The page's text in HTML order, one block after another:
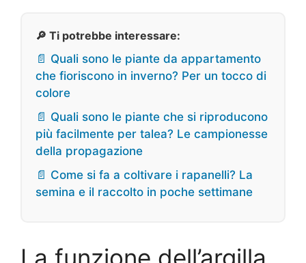
🔎 Ti potrebbe interessare:
📄 Quali sono le piante da appartamento
che fioriscono in inverno? Per un tocco di
colore
📄 Quali sono le piante che si riproducono
più facilmente per talea? Le campionesse
della propagazione
📄 Come si fa a coltivare i rapanelli? La
semina e il raccolto in poche settimane